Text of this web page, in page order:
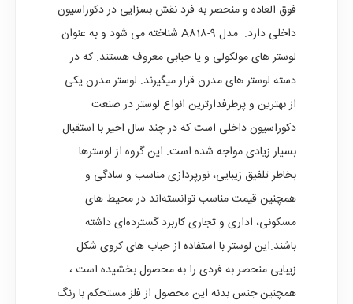
فوق العاده و منحصر به فرد نقش بسزایی در دکوراسیون
داخلی دارد. مدل A818-9 شناخته می شود و به عنوان
لوستر های مولکولی و یا حبابی معروف هستند. که در
دسته لوستر های مدرن قرار میگیرند. لوستر مدرن یکی
از بهترین و پرطرفدارترین انواع لوستر در صنعت
دکوراسیون داخلی است که در چند سال اخیر با استقبال
بسیار زیادی مواجه شده است. این گروه از لوسترها
بخاطر تلفیق زیبایی، نورپردازی مناسب و سادگی و
همچنین قیمت مناسب توانسته‌اند در محیط‌ های
مسکونی، اداری و تجاری کاربرد گسترده‌ای داشته
باشند.این لوستر با استفاده از حباب های کروی شکل
زیبایی منحصر به فردی را به محصول بخشیده است ،
همچنین جنس بدنه این محصول از فلز مستحکم با رنگ